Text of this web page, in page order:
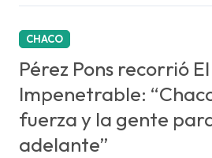
CHACO
Pérez Pons recorrió El
Impenetrable:
fuerza y la gente
adelante”